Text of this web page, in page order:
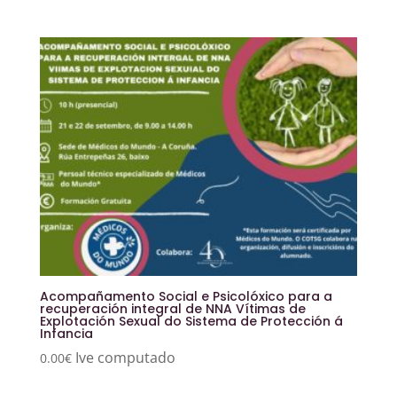
Acompañamento Social e Psicolóxico para a
recuperación integral de NNA Vítimas de
Explotación Sexual do Sistema de Protección á
Infancia
0.00€ Ive computado